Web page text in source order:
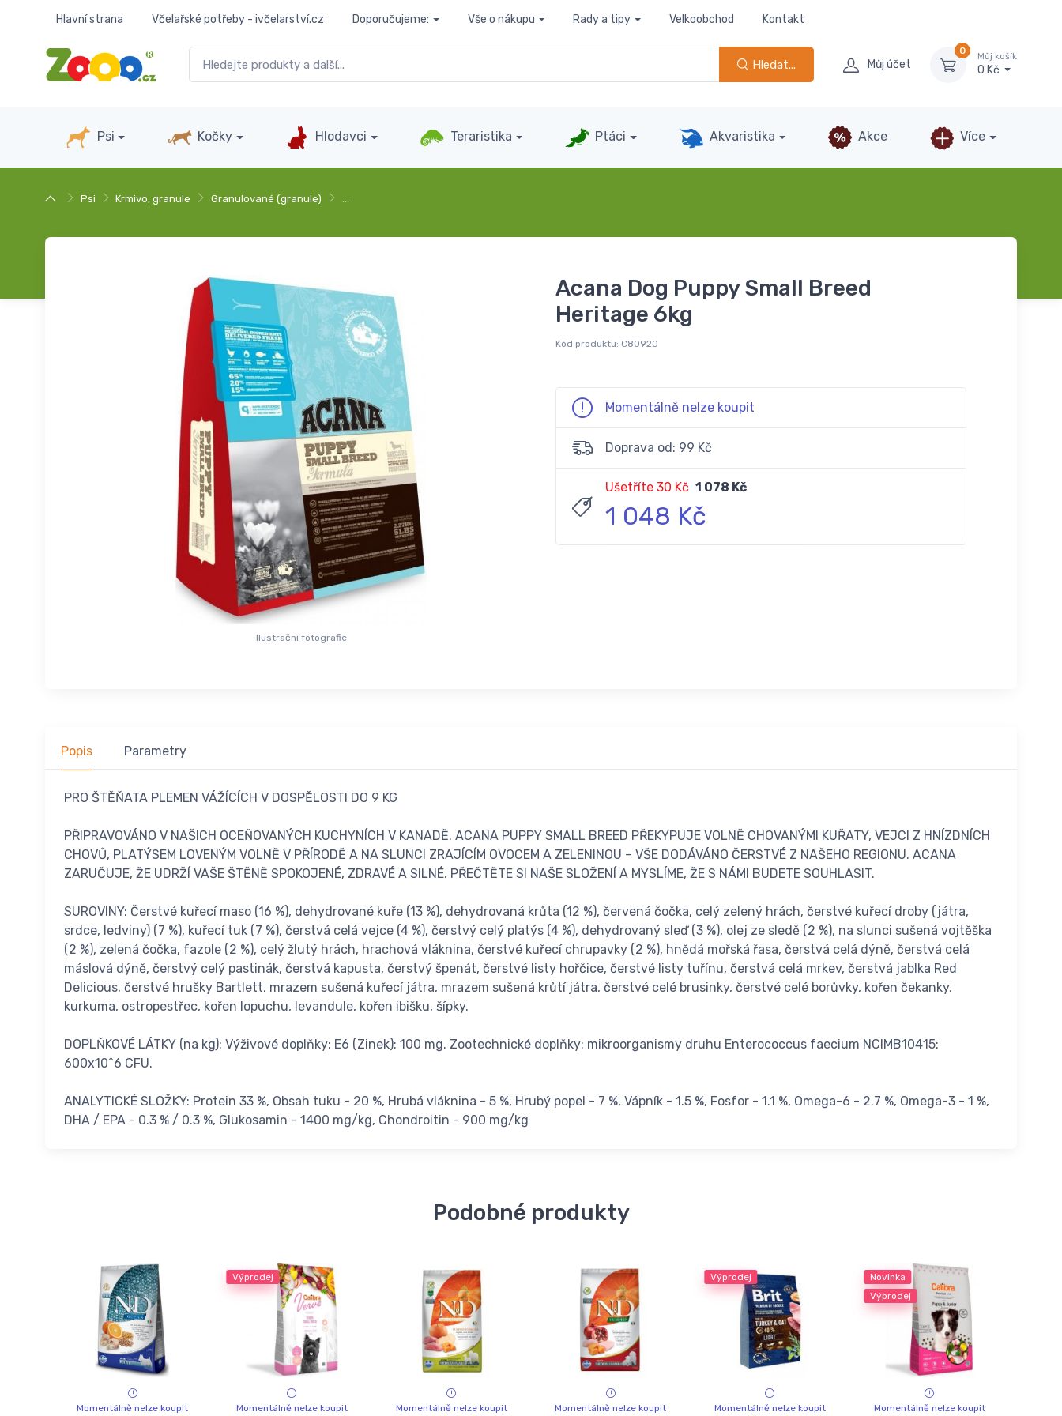
Hlavní strana Včelařské potřeby - ivčelarství.cz Doporučujeme: Vše o nákupu Rady a tipy Velkoobchod Kontakt
Hledat... Můj účet
0
Můj košík
0 Kč
Psi Kočky Hlodavci Teraristika Ptáci Akvaristika Akce Více
Psi Krmivo, granule Granulované (granule) …
Ilustrační fotografie
Acana Dog Puppy Small Breed
Heritage 6kg
Kód produktu: C80920
Momentálně nelze koupit
Doprava od: 99 Kč
Ušetříte 30 Kč 1 078 Kč
1 048 Kč
Popis Parametry
PRO ŠTĚŇATA PLEMEN VÁŽÍCÍCH V DOSPĚLOSTI DO 9 KG
PŘIPRAVOVÁNO V NAŠICH OCEŇOVANÝCH KUCHYNÍCH V KANADĚ. ACANA PUPPY SMALL BREED PŘEKYPUJE VOLNĚ CHOVANÝMI KUŘATY, VEJCI Z HNÍZDNÍCH
CHOVŮ, PLATÝSEM LOVENÝM VOLNĚ V PŘÍRODĚ A NA SLUNCI ZRAJÍCÍM OVOCEM A ZELENINOU – VŠE DODÁVÁNO ČERSTVÉ Z NAŠEHO REGIONU. ACANA
ZARUČUJE, ŽE UDRŽÍ VAŠE ŠTĚNĚ SPOKOJENÉ, ZDRAVÉ A SILNÉ. PŘEČTĚTE SI NAŠE SLOŽENÍ A MYSLÍME, ŽE S NÁMI BUDETE SOUHLASIT.
SUROVINY: Čerstvé kuřecí maso (16 %), dehydrované kuře (13 %), dehydrovaná krůta (12 %), červená čočka, celý zelený hrách, čerstvé kuřecí droby (játra,
srdce, ledviny) (7 %), kuřecí tuk (7 %), čerstvá celá vejce (4 %), čerstvý celý platýs (4 %), dehydrovaný sleď (3 %), olej ze sledě (2 %), na slunci sušená vojtěška
(2 %), zelená čočka, fazole (2 %), celý žlutý hrách, hrachová vláknina, čerstvé kuřecí chrupavky (2 %), hnědá mořská řasa, čerstvá celá dýně, čerstvá celá
máslová dýně, čerstvý celý pastinák, čerstvá kapusta, čerstvý špenát, čerstvé listy hořčice, čerstvé listy tuřínu, čerstvá celá mrkev, čerstvá jablka Red
Delicious, čerstvé hrušky Bartlett, mrazem sušená kuřecí játra, mrazem sušená krůtí játra, čerstvé celé brusinky, čerstvé celé borůvky, kořen čekanky,
kurkuma, ostropestřec, kořen lopuchu, levandule, kořen ibišku, šípky.
DOPLŇKOVÉ LÁTKY (na kg): Výživové doplňky: E6 (Zinek): 100 mg. Zootechnické doplňky: mikroorganismy druhu Enterococcus faecium NCIMB10415:
600x10^6 CFU.
ANALYTICKÉ SLOŽKY: Protein 33 %, Obsah tuku - 20 %, Hrubá vláknina - 5 %, Hrubý popel - 7 %, Vápník - 1.5 %, Fosfor - 1.1 %, Omega-6 - 2.7 %, Omega-3 - 1 %,
DHA / EPA - 0.3 % / 0.3 %, Glukosamin - 1400 mg/kg, Chondroitin - 900 mg/kg
Podobné produkty
Momentálně nelze koupit
Výprodej
Momentálně nelze koupit Momentálně nelze koupit Momentálně nelze koupit
Výprodej
Momentálně nelze koupit
Novinka
Výprodej
Momentálně nelze koupit